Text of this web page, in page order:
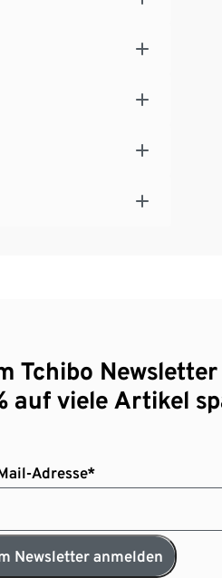
Tchibo
auf viele Artikel
Adresse*
Newsletter anmelden